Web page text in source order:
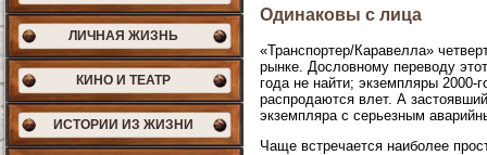
ЛИЧНАЯ ЖИЗНЬ
КИНО И ТЕАТР
ИСТОРИИ ИЗ ЖИЗНИ
Одинаковы с лица
«Транспортер/Каравелла»
рынке. Дословному переводу
года не найти; экземпляры 2000-
распродаются влет. А
экземпляра с серьезным
Чаще встречается наиболее